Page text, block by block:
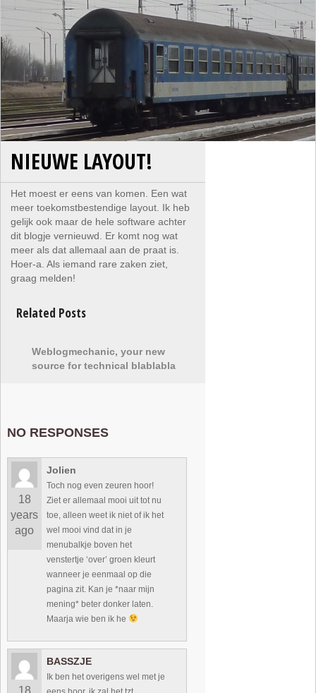
NIEUWE LAYOUT!
Het moest er eens van komen. Een wat
meer toekomstbestendige layout. Ik heb
gelijk ook maar de hele software achter
dit blogje vernieuwd. Er komt nog wat
meer als dat allemaal aan de praat is.
Hoer-a. Als iemand rare zaken ziet,
graag melden!
Related Posts
Weblogmechanic, your new
source for technical blablabla
NO RESPONSES
18
years
ago
Jolien
Toch nog even zeuren hoor!
Ziet er allemaal mooi uit tot nu
toe, alleen weet ik niet of ik het
wel mooi vind dat in je
menubalkje boven het
venstertje ‘over’ groen kleurt
wanneer je eenmaal op die
pagina zit. Kan je *naar mijn
mening* beter donker laten.
Maarja wie ben ik he
18
BASSZJE
Ik ben het overigens wel met je